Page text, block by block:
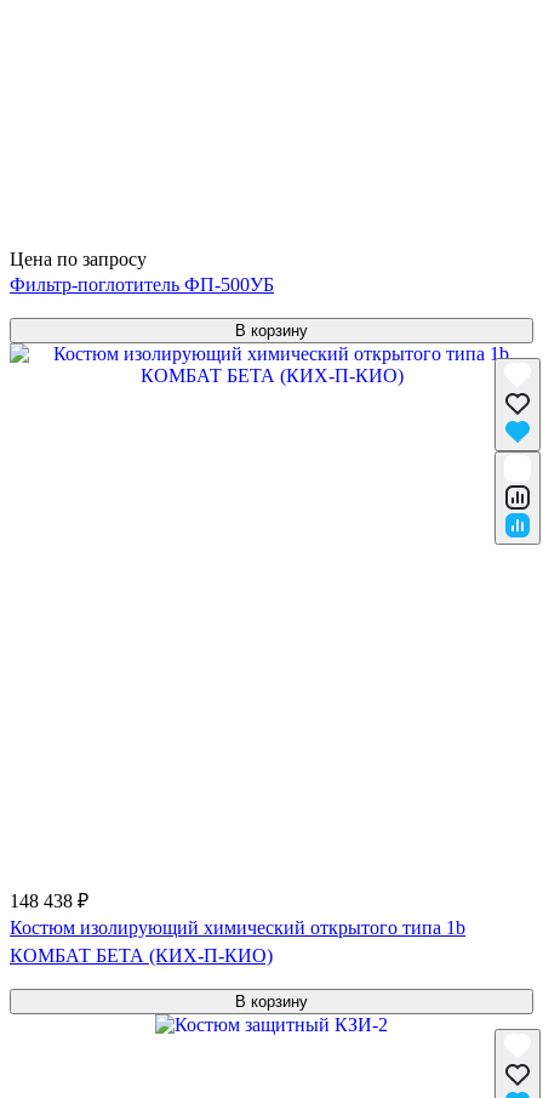
Цена по запросу
Фильтр-поглотитель ФП-500УБ
В корзину
148 438 ₽
Костюм изолирующий химический открытого типа 1b
КОМБАТ БЕТА (КИХ-П-КИО)
В корзину